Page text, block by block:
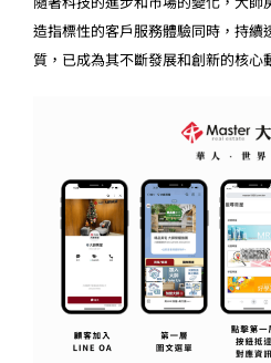
造指標性的客戶服務體驗同時，持續
質，已成為其不斷發展和創新的核心